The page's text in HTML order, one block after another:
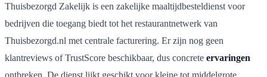
Thuisbezorgd Zakelijk is een zakelijke maaltijdbesteldienst voor
bedrijven die toegang biedt tot het restaurantnetwerk van
Thuisbezorgd.nl met centrale facturering. Er zijn nog geen
klantreviews of TrustScore beschikbaar, dus concrete ervaringen
ontbreken. De dienst lijkt geschikt voor kleine tot middelgrote